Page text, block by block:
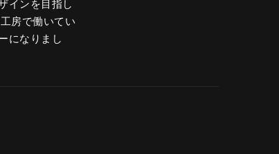
インを目指し
房で働いてい
になりまし